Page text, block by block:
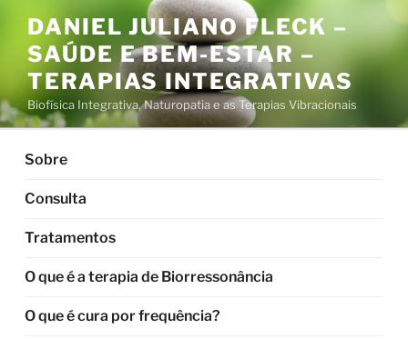
conteúdo
DANIEL JULIANO FLECK –
SAÚDE E BEM-ESTAR –
TERAPIAS INTEGRATIVAS
Biofísica Integrativa, Naturopatia e as Terapias Vibracionais
Sobre
Consulta
Tratamentos
O que é a terapia de Biorressonância
O que é cura por frequência?